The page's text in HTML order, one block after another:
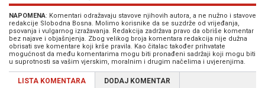
NAPOMENA: Komentari odražavaju stavove njihovih autora, a ne nužno i stavove
redakcije Slobodna Bosna. Molimo korisnike da se suzdrže od vrijeđanja,
psovanja i vulgarnog izražavanja. Redakcija zadržava pravo da obriše komentar
bez najave i objašnjenja. Zbog velikog broja komentara redakcija nije dužna
obrisati sve komentare koji krše pravila. Kao čitalac također prihvatate
mogućnost da među komentarima mogu biti pronađeni sadržaji koji mogu biti
u suprotnosti sa vašim vjerskim, moralnim i drugim načelima i uvjerenjima.
LISTA KOMENTARA DODAJ KOMENTAR